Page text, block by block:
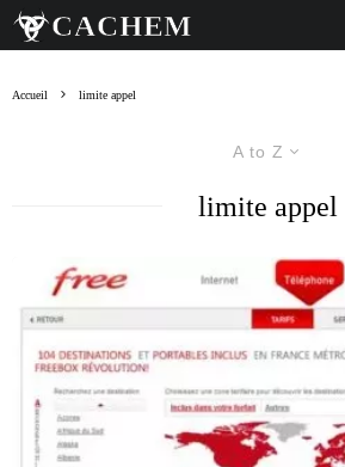
Accueil limite appel
A to Z
limite appel